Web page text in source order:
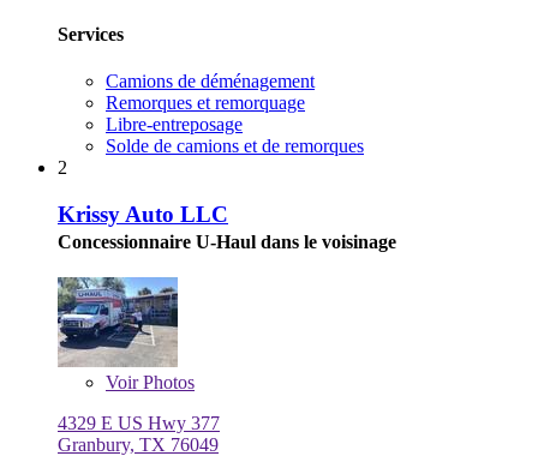
Services
Camions de déménagement
Remorques et remorquage
Libre-entreposage
Solde de camions et de remorques
2
Krissy Auto LLC
Concessionnaire U-Haul dans le voisinage
VoirPhotos
4329 E US Hwy 377
Granbury, TX 76049